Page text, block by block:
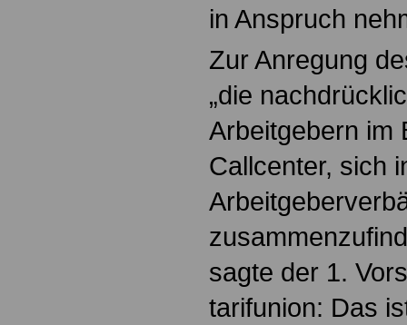
in Anspruch
Zur Anregung
„die
Arbeitgebern im
Callcenter, sich
sagte der 1.
tarifunion: Das